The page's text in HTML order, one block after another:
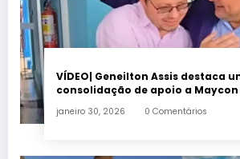
VÍDEO| Geneilton Assis destaca
consolidação de apoio a
janeiro 30, 2026 0 Comentários